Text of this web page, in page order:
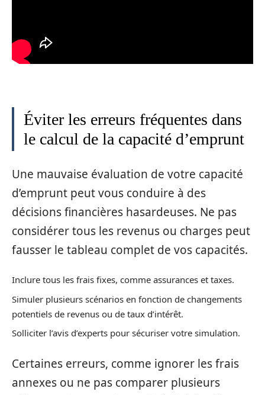
Éviter les erreurs fréquentes dans
le calcul de la capacité d’emprunt
Une mauvaise évaluation de votre capacité
d’emprunt peut vous conduire à des
décisions financières hasardeuses. Ne pas
considérer tous les revenus ou charges peut
fausser le tableau complet de vos capacités.
Inclure tous les frais fixes, comme assurances et taxes.
Simuler plusieurs scénarios en fonction de changements
potentiels de revenus ou de taux d’intérêt.
Solliciter l’avis d’experts pour sécuriser votre simulation.
Certaines erreurs, comme ignorer les frais
annexes ou ne pas comparer plusieurs